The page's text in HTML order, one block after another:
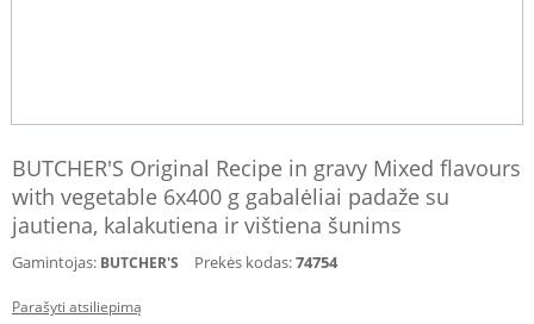
BUTCHER'S Original Recipe in gravy Mixed flavours
with vegetable 6x400 g gabalėliai padaže su
jautiena, kalakutiena ir vištiena šunims
Gamintojas: BUTCHER'S Prekės kodas:74754
Parašyti atsiliepimą